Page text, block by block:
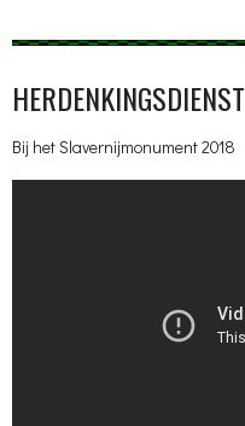
HERDENKINGSDIENST
Bij het Slavernijmonument 2018